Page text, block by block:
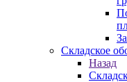
Складское
Назад